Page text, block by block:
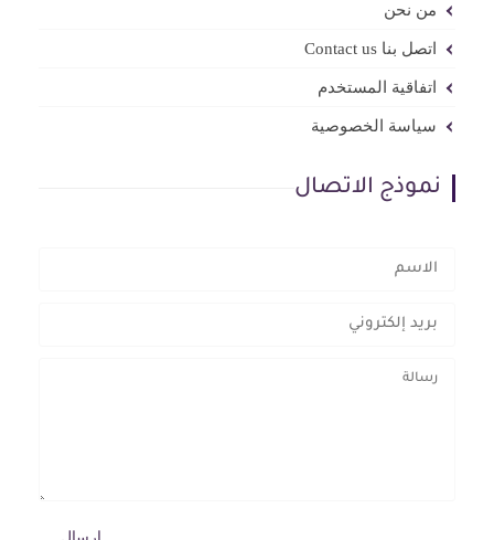
من نحن
اتصل بنا Contact us
اتفاقية المستخدم
سياسة الخصوصية
نموذج الاتصال